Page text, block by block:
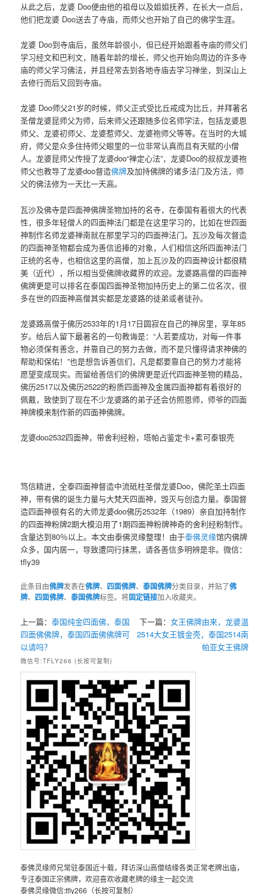
从此之后，龙婆 Doo便由他的祖母以及姐姐抚养，在长大一点后，
他们把龙婆 Doo送去了寺庙，而师父也开始了自己的佛学生涯。
龙婆 Doo到寺庙后，虽然年龄很小，但已经开始跟着寺庙的师父们
学习经文和巴利文，随着年龄的增长，师父也开始向周边的许多寺
庙的师父学习佛法，并且经常去到各地寺庙去学习禅坐，到深山上
去修行而后又回到寺庙。
龙婆 Doo师父21岁的时候，师父正式受比丘戒成为比丘，并拜著名
圣僧龙婆昆师父为师，后来师父还跟随多位名师学法，包括龙婆恩
师父、龙婆初师父、龙婆惹师父、龙婆袍师父等等。在当时的大城
府，师父是众多住持师父眼里的一位非常认真而且有天赋的小僧
人。龙婆昆师父传授了龙婆doo“禅定心法”，龙婆Doo的叔叔龙婆袍
师父也教导了龙婆doo督造佛牌及加持佛牌的诸多法门及方法，师
父的佛法修为一天比一天高。
瓦沙及佛寺是四面神佛牌圣物加持的名寺，在泰国有着很大的代表
性，很多年轻僧人的四面神法门都是在这里学习的，比如在世四面
神制作名师龙婆禅南就在那里学习的四面神法门。瓦沙及每次督造
的四面神圣物都会成为善信追捧的对象，人们相信这所四面神法门
正统的名寺，也相信这里的高僧，加上瓦沙及的四面神设计都很精
美（近代），所以相当受佛牌收藏界的欢迎。龙婆路高僧的四面神
佛牌更是可以排名在泰国四面神圣物加持历史上的第二位名次，很
多在世的四面神高僧其实都是龙婆路的徒弟或者徒孙。
龙婆路高僧于佛历2533年的1月17日圆寂在自己的禅房里，享年85
岁。给后人留下最著名的一句教诲是：“人若要成功，对每一件事
物必须保有善念，并靠自己的努力去做，而不是只懂得请求神佛的
帮助和保佑！”也是想告诉善信们，凡是都要靠自己的努力才能将
愿望变成现实。而留给善信们的佛牌更是近代四面神圣物的精品，
佛历2517以及佛历2522的粉质四面神及金属四面神都有着很好的
佩戴，致使到了现在不少龙婆路的弟子还会仿照恩师，师爷的四面
神牌模来制作新的四面神佛牌。
龙婆doo2532四面神，带舍利经粉，塔帕占鉴定卡+素可泰银壳
笃信精进，全泰四面神督造中流砥柱圣僧龙婆Doo，佛陀圣土四面
神，带有佛的诞生力量与大梵天四面神，毁灭与创造力量。泰国督
造四面神很有名的大师龙婆doo佛历2532年（1989）亲自加持制作
的四面神粉牌2期大模沿用了1期四面神粉牌神奇的舍利经粉制作。
含量达到80％以上。本文由泰佛灵缘整理！由于泰佛灵缘馆内佛牌
众多，国内居一，导致遭同行抹黑，请各善信多明辨是非。微信：
tfly39
此条目由佛牌发表在佛牌、 四面佛牌、泰国佛牌分类目录，并贴了佛
牌、 四面佛牌、泰国佛牌标签。将固定链接加入收藏夹。
上一篇：泰国纯金四面佛，泰国
四面佛佛牌，泰国四面佛佛牌可
以请吗？
下一篇： 女王佛牌由来，龙婆温
2514大女王镀金壳，泰国2514南
帕亚女王佛牌
微信号:TFLY266 (长按可复制)
泰佛灵缘师兄常驻泰国近十载，拜访深山高僧结缘各类正常老牌出庙，
专注泰国正宗佛牌，欢迎喜欢收藏老牌的缘主一起交流
泰佛灵缘微信:tfly266（长按可复制）